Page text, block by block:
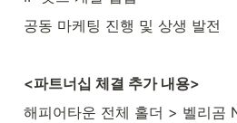
공동 마케팅 진행 및 상생 발전
<파트너십 체결 추가 내용>
해피어타운 전체 홀더 > 벨리곰